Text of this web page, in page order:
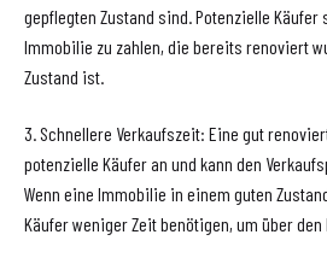
gepflegten Zustand sind. Potenzielle
Immobilie zu zahlen, die bereits renoviert
Zustand ist.
3. Schnellere Verkaufszeit: Eine gut
potenzielle Käufer an und kann den
Wenn eine Immobilie in einem guten
Käufer weniger Zeit benötigen, um über